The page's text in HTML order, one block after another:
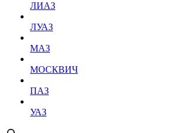
ЛИАЗ
ЛУАЗ
МАЗ
МОСКВИЧ
ПАЗ
УАЗ